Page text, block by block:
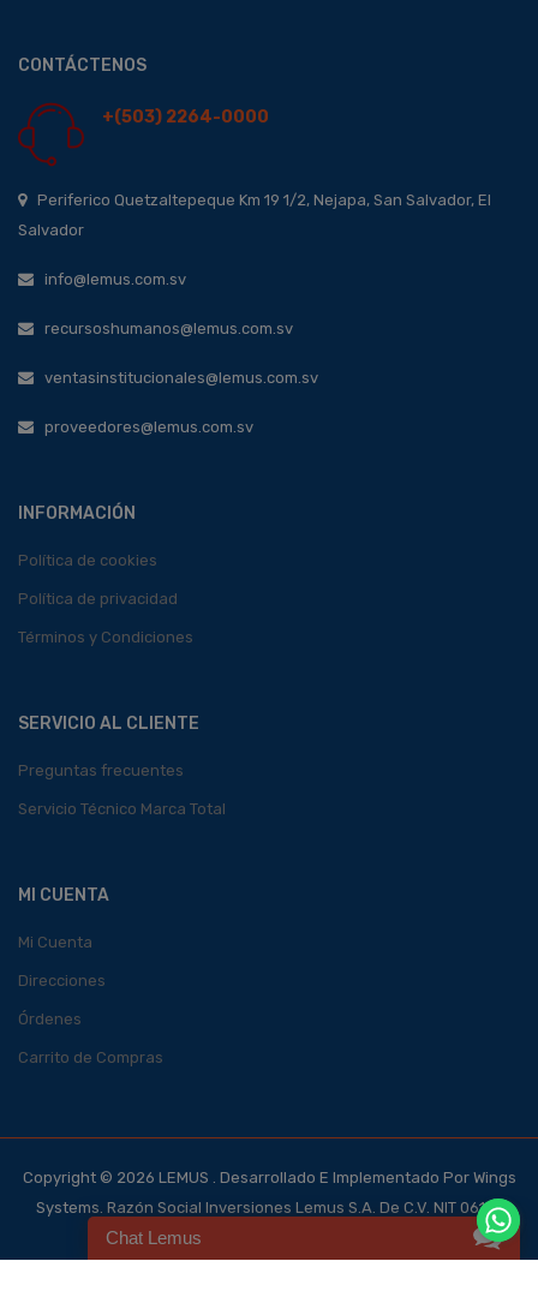
CONTÁCTENOS
+(503) 2264-0000
Periferico Quetzaltepeque Km 19 1/2, Nejapa, San Salvador, El
Salvador
info@lemus.com.sv
recursoshumanos@lemus.com.sv
ventasinstitucionales@lemus.com.sv
proveedores@lemus.com.sv
INFORMACIÓN
Política de cookies
Política de privacidad
Términos y Condiciones
SERVICIO AL CLIENTE
Preguntas frecuentes
Servicio Técnico Marca Total
MI CUENTA
Mi Cuenta
Direcciones
Órdenes
Carrito de Compras
Copyright © 2026 LEMUS . Desarrollado E Implementado Por Wings
Systems. Razón Social Inversiones Lemus S.A. De C.V. NIT 0614-
140700-101-4, NRC 123562-0
Chat Lemus